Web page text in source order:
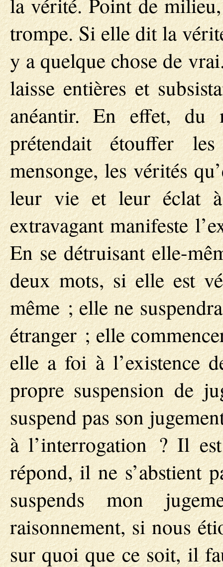
trompe. Si elle dit la
y a quelque chose de
laisse entières et
anéantir. En effet, du
prétendait étouffer
mensonge, les vérités
leur vie et leur éclat
extravagant manifeste
En se détruisant elle-
deux mots, si elle est
même ; elle ne
étranger ; elle
elle a foi à l’existence
propre suspension de
suspend pas son
à l’interrogation ? Il
répond, il ne s’abstient
suspends mon
raisonnement, si nous
sur quoi que ce soit, il